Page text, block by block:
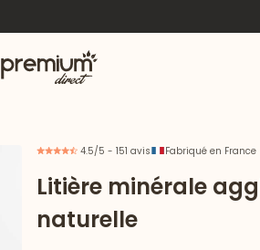
4.5/5 - 151 avis Fabriqué en France
Litière minérale
naturelle